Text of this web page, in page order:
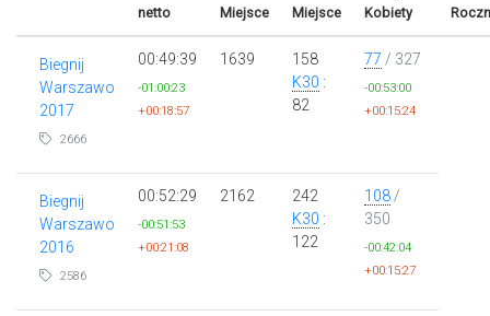
netto
Miejsce Miejsce
Kobiety
Biegnij
Warszawo
2017
2666
00:49:39
-01:00:23
+00:18:57
1639
158
K30 :
82
77 / 327
-00:53:00
+00:15:24
Biegnij
Warszawo
2016
2586
00:52:29
-00:51:53
+00:21:08
2162
242
K30 :
122
108 /
350
-00:42:04
+00:15:27